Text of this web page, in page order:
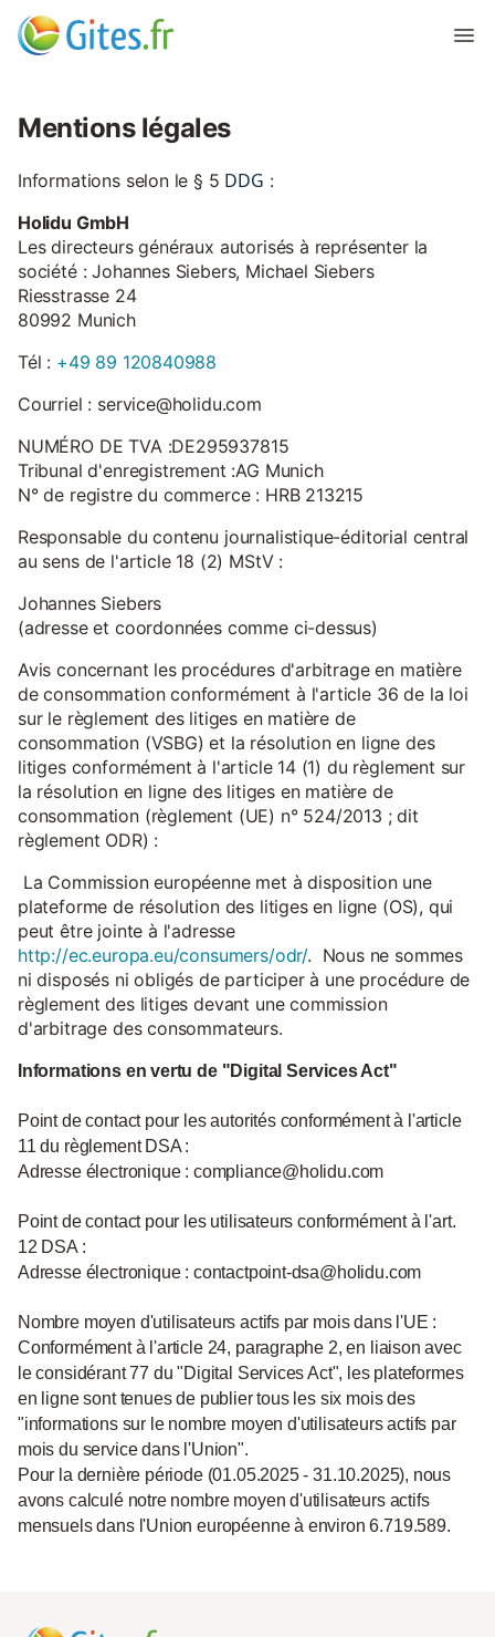
Mentions légales
Informations selon le § 5 DDG :
Holidu GmbH
Les directeurs généraux autorisés à représenter la
société : Johannes Siebers, Michael Siebers
Riesstrasse 24
80992 Munich
Tél : +49 89 120840988
Courriel : service@holidu.com
NUMÉRO DE TVA :DE295937815
Tribunal d'enregistrement :AG Munich
N° de registre du commerce : HRB 213215
Responsable du contenu journalistique-éditorial central
au sens de l'article 18 (2) MStV :
Johannes Siebers
(adresse et coordonnées comme ci-dessus)
Avis concernant les procédures d'arbitrage en matière
de consommation conformément à l'article 36 de la loi
sur le règlement des litiges en matière de
consommation (VSBG) et la résolution en ligne des
litiges conformément à l'article 14 (1) du règlement sur
la résolution en ligne des litiges en matière de
consommation (règlement (UE) n° 524/2013 ; dit
règlement ODR) :
La Commission européenne met à disposition une
plateforme de résolution des litiges en ligne (OS), qui
peut être jointe à l'adresse
http://ec.europa.eu/consumers/odr/. Nous ne sommes
ni disposés ni obligés de participer à une procédure de
règlement des litiges devant une commission
d'arbitrage des consommateurs.
Informations en vertu de "Digital Services Act"
Point de contact pour les autorités conformément à l'article
11 du règlement DSA :
Adresse électronique : compliance@holidu.com
Point de contact pour les utilisateurs conformément à l'art.
12 DSA :
Adresse électronique : contactpoint-dsa@holidu.com
Nombre moyen d'utilisateurs actifs par mois dans l'UE :
Conformément à l'article 24, paragraphe 2, en liaison avec
le considérant 77 du "Digital Services Act", les plateformes
en ligne sont tenues de publier tous les six mois des
"informations sur le nombre moyen d'utilisateurs actifs par
mois du service dans l'Union".
Pour la dernière période (01.05.2025 - 31.10.2025), nous
avons calculé notre nombre moyen d'utilisateurs actifs
mensuels dans l'Union européenne à environ 6.719.589.